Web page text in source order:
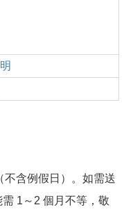
不含例假日）。如需送
1～2 個月不等，敬